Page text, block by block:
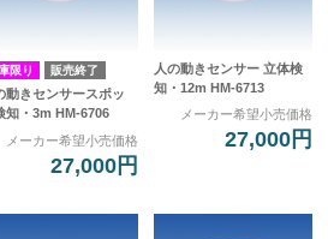
限り 販売終了
動きセンサースポッ
知・3m HM-6706
メーカー希望小売価格
27,000円
人の動きセンサー 立体検
知・12m HM-6713
メーカー希望小売価格
27,000円